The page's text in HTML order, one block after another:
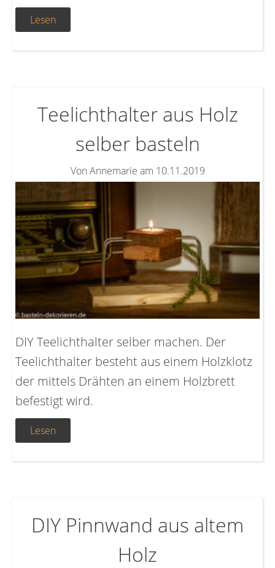
Lesen
Teelichthalter aus Holz
selber basteln
Von Annemarie am 10.11.2019
DIY Teelichthalter selber machen. Der
Teelichthalter besteht aus einem Holzklotz
der mittels Drähten an einem Holzbrett
befestigt wird.
Lesen
DIY Pinnwand aus altem
Holz